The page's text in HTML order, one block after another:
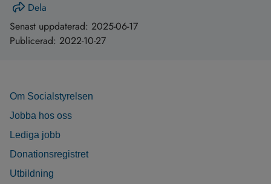
Dela
Senast uppdaterad: 2025-06-17
Publicerad: 2022-10-27
Om Socialstyrelsen
Jobba hos oss
Lediga jobb
Donationsregistret
Utbildning